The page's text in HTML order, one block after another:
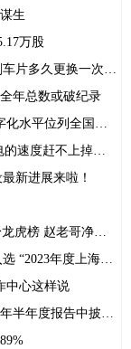
生
万股
多久更换一次？）
年总数或破纪录
平位列全国第9位
享充电宝市场规模预测】
新进展来啦！
净卖出828.84万元
海市优秀企业爱心榜”
中心这样说
请关注半年报相关数据